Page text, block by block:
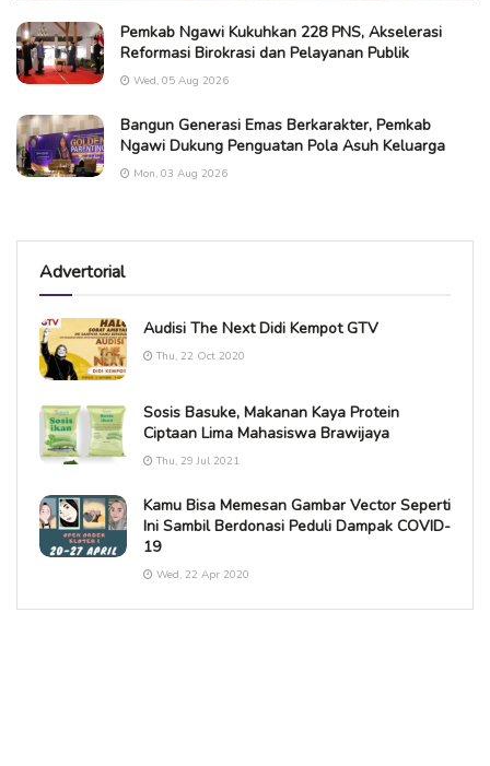
Pemkab Ngawi Kukuhkan 228 PNS, Akselerasi
Reformasi Birokrasi dan Pelayanan Publik
Wed, 05 Aug 2026
Bangun Generasi Emas Berkarakter, Pemkab
Ngawi Dukung Penguatan Pola Asuh Keluarga
Mon, 03 Aug 2026
Advertorial
Audisi The Next Didi Kempot GTV
Thu, 22 Oct 2020
Sosis Basuke, Makanan Kaya Protein
Ciptaan Lima Mahasiswa Brawijaya
Thu, 29 Jul 2021
Kamu Bisa Memesan Gambar Vector Seperti
Ini Sambil Berdonasi Peduli Dampak COVID-
19
Wed, 22 Apr 2020